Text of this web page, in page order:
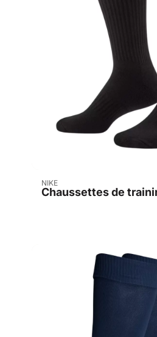
NIKE
Chaussettes de